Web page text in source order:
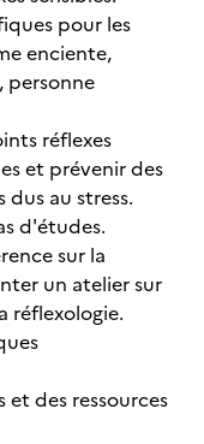
pour les
enciente,
personne
réflexes
et prévenir des
au stress.
d'études.
sur la
un atelier sur
réflexologie.
des ressources